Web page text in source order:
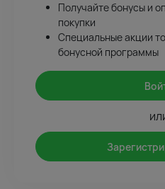
Получайте бонусы и
покупки
Специальные акции
бонусной программы